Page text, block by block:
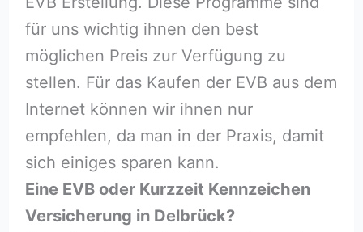
für uns wichtig ihnen den best
möglichen Preis zur Verfügung zu
stellen. Für das Kaufen der EVB aus dem
Internet können wir ihnen nur
empfehlen, da man in der Praxis, damit
sich einiges sparen kann.
Eine EVB oder Kurzzeit Kennzeichen
Versicherung in Delbrück?